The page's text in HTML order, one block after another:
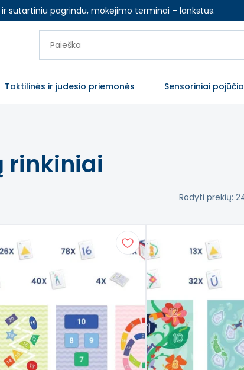
sutartiniu pagrindu, mokėjimo terminai – lankstūs.
Taktilinės ir judesio priemonės Sensoriniai
rinkiniai
Rodyti prekių: